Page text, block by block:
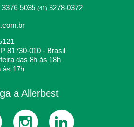
3376-5035 (41) 3278-0372
81730-010 - Brasil
das 8h às 18h
às 17h
a Allerbest